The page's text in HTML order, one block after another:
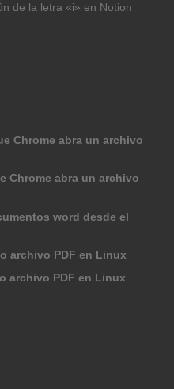
de la letra «i» en Notion
Chrome abra un archivo
Chrome abra un archivo
word desde el
archivo PDF en Linux
archivo PDF en Linux